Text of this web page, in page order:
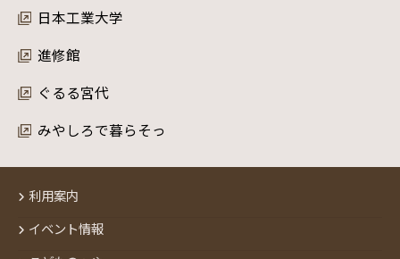
日本工業大学
進修館
ぐるる宮代
みやしろで暮らそっ
利用案内
イベント情報